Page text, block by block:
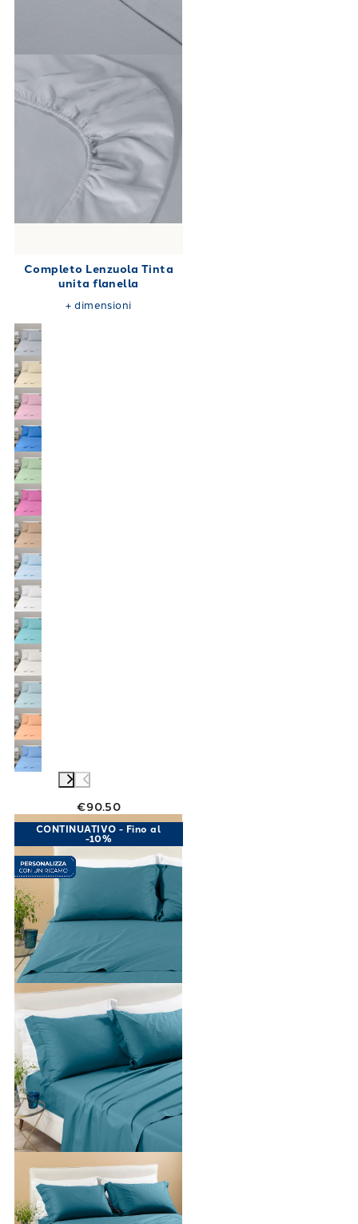
Completo Lenzuola Tinta
unita flanella
€90.50
+dimensioni
Link to "Completo Lenzuola Matrimoniale
CONTINUATIVO - Fino al
-10%